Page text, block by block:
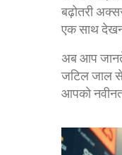
बढ़ोतरी
एक साथ
अब आप जानते
जटिल जाल से
आपको